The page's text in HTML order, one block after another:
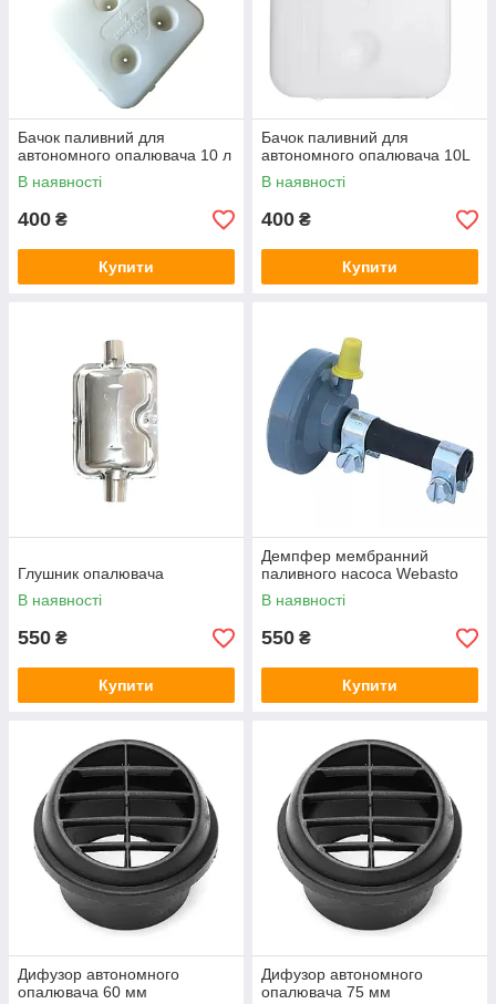
Бачок паливний для
автономного опалювача 10 л
В наявності
400 ₴
Купити
Бачок паливний для
автономного опалювача 10L
В наявності
400 ₴
Купити
Глушник опалювача
В наявності
550 ₴
Купити
Демпфер мембранний
паливного насоса Webasto
В наявності
550 ₴
Купити
Дифузор автономного
опалювача 60 мм
Дифузор автономного
опалювача 75 мм